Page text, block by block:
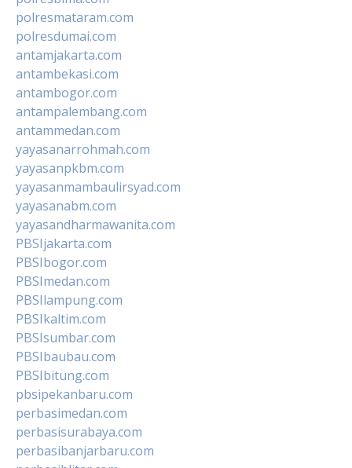
polresmataram.com
polresdumai.com
antamjakarta.com
antambekasi.com
antambogor.com
antampalembang.com
antammedan.com
yayasanarrohmah.com
yayasanpkbm.com
yayasanmambaulirsyad.com
yayasanabm.com
yayasandharmawanita.com
PBSIjakarta.com
PBSIbogor.com
PBSImedan.com
PBSIlampung.com
PBSIkaltim.com
PBSIsumbar.com
PBSIbaubau.com
PBSIbitung.com
pbsipekanbaru.com
perbasimedan.com
perbasisurabaya.com
perbasibanjarbaru.com